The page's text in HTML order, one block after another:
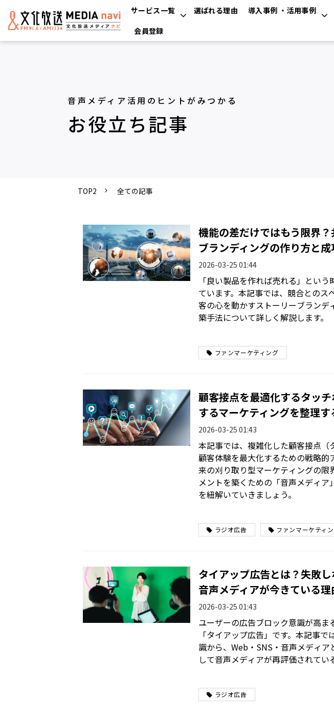
サービス一覧 選ばれる理由 導入事例 ・活用事例
会員登録
音声メディア活用のヒントがみつかる
お役立ち記事
TOP2 全ての記事
機能の差だけではもう限界
ブランディングの作り方と
2026-03-25 01:44
「良い製品を作れば売れる」とい
ています。本記事では、競合とのス
客の心を動かすストーリーブランデ
築手法について詳しく解説します。
ファンマーケティング
顧客接点を最適化するタッ
するマーケティングを整理
2026-03-25 01:43
本記事では、複雑化した顧客接点（
顧客体験を最大化するための戦略的
来の刈り取り型マーケティングの限
メントを築くための「音声メディ
を紐解いていきましょう。
ラジオ広告 ファンマーケティ
タイアップ広告とは？失敗
音声メディアが今きている
2026-03-25 01:43
ユーザーの広告ブロック意識が高ま
「タイアップ広告」です。本記事
識から、Web・SNS・音声メディ
して音声メディアが再評価されてい
ラジオ広告